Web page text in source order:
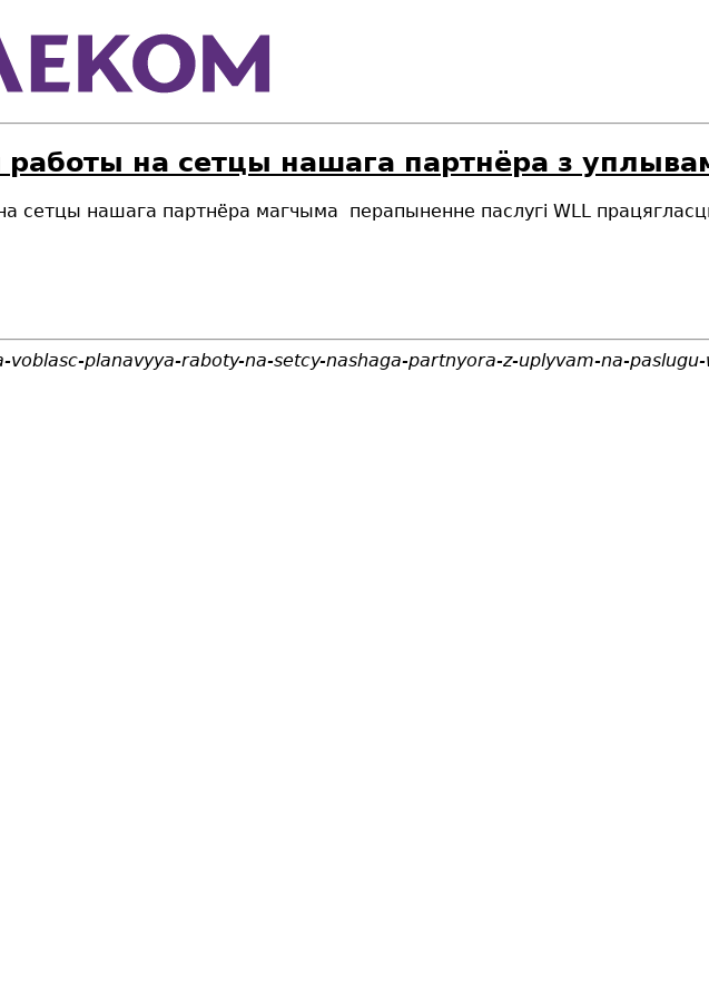
на сетцы нашага партнёра з
сетцы нашага партнёра магчыма перапыненне паслугі WLL
planavyya-raboty-na-setcy-nashaga-partnyora-z-uplyvam-na-